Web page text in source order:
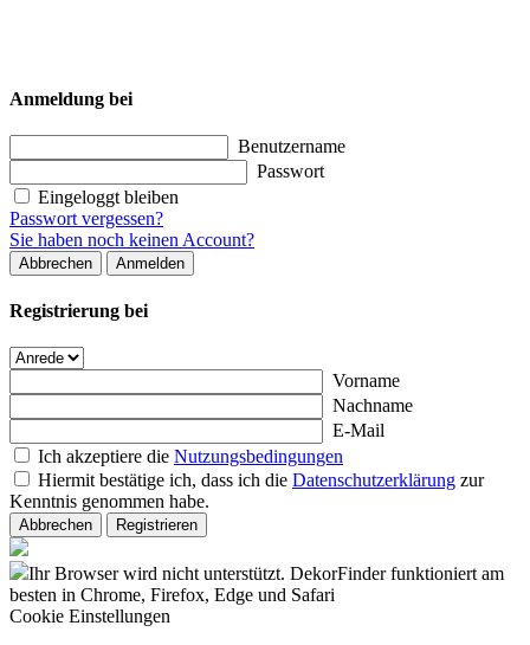
Anmeldung bei
Benutzername
Passwort
Eingeloggt bleiben
Passwort vergessen?
Sie haben noch keinen Account?
Abbrechen Anmelden
Registrierung bei
Vorname
Nachname
E-Mail
Ich akzeptiere die Nutzungsbedingungen
Hiermit bestätige ich, dass ich die Datenschutzerklärung zur
Kenntnis genommen habe.
Abbrechen Registrieren
Ihr Browser wird nicht unterstützt. DekorFinder funktioniert am
besten in Chrome, Firefox, Edge und Safari
Cookie Einstellungen